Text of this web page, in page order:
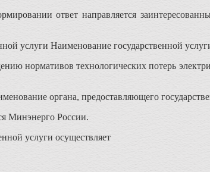
ответ направляется
услуги Наименование государственной
нормативов технологических потерь
органа, предоставляющего
Минэнерго России.
услуги осуществляет